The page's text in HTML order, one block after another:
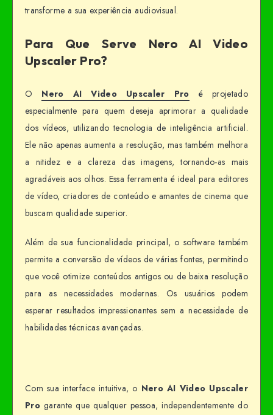
transforme a sua experiência audiovisual.
Para Que Serve Nero AI Video
Upscaler Pro?
O Nero AI Video Upscaler Pro é projetado
especialmente para quem deseja aprimorar a qualidade
dos vídeos, utilizando tecnologia de inteligência artificial.
Ele não apenas aumenta a resolução, mas também melhora
a nitidez e a clareza das imagens, tornando-as mais
agradáveis aos olhos. Essa ferramenta é ideal para editores
de vídeo, criadores de conteúdo e amantes de cinema que
buscam qualidade superior.
Além de sua funcionalidade principal, o software também
permite a conversão de vídeos de várias fontes, permitindo
que você otimize conteúdos antigos ou de baixa resolução
para as necessidades modernas. Os usuários podem
esperar resultados impressionantes sem a necessidade de
habilidades técnicas avançadas.
Com sua interface intuitiva, o Nero AI Video Upscaler
Pro garante que qualquer pessoa, independentemente do